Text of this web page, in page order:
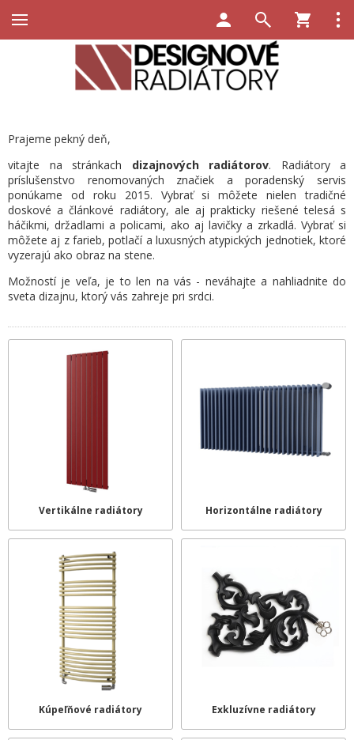
Prajeme pekný deň,
vitajte na stránkach dizajnových radiátorov. Radiátory a
príslušenstvo renomovaných značiek a poradenský servis
ponúkame od roku 2015. Vybrať si môžete nielen tradičné
doskové a článkové radiátory, ale aj prakticky riešené telesá s
háčikmi, držadlami a policami, ako aj lavičky a zrkadlá. Vybrať si
môžete aj z farieb, potlačí a luxusných atypických jednotiek, ktoré
vyzerajú ako obraz na stene.
Možností je veľa, je to len na vás - neváhajte a nahliadnite do
sveta dizajnu, ktorý vás zahreje pri srdci.
Vertikálne radiátory Horizontálne radiátory
Kúpeľňové radiátory Exkluzívne radiátory